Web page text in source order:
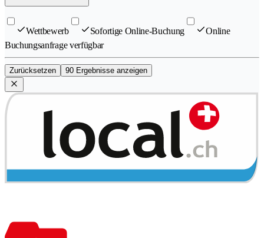
Wettbewerb Sofortige Online-Buchung
Online
Buchungsanfrage verfügbar
Zurücksetzen 90 Ergebnisse anzeigen